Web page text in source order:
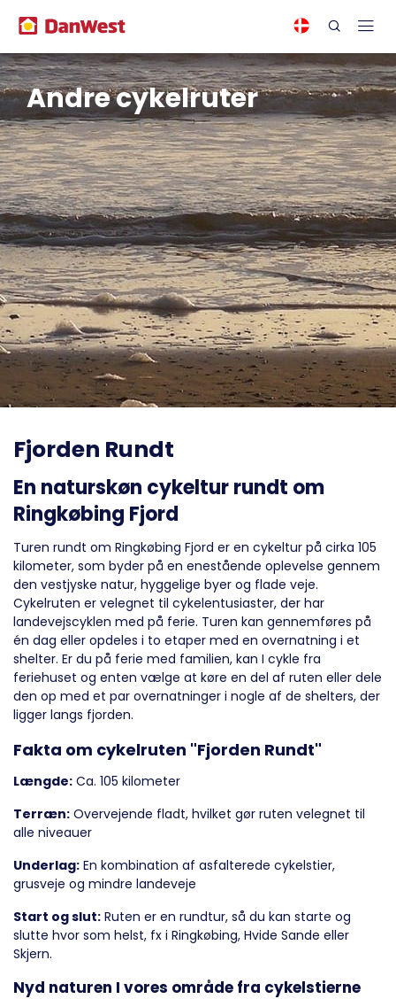
Andre cykelruter
Fjorden Rundt
En naturskøn cykeltur rundt om
Ringkøbing Fjord
Turen rundt om Ringkøbing Fjord er en cykeltur på cirka 105
kilometer, som byder på en enestående oplevelse gennem
den vestjyske natur, hyggelige byer og flade veje.
Cykelruten er velegnet til cykelentusiaster, der har
landevejscyklen med på ferie. Turen kan gennemføres på
én dag eller opdeles i to etaper med en overnatning i et
shelter. Er du på ferie med familien, kan I cykle fra
feriehuset og enten vælge at køre en del af ruten eller dele
den op med et par overnatninger i nogle af de shelters, der
ligger langs fjorden.
Fakta om cykelruten "Fjorden Rundt"
Længde: Ca. 105 kilometer
Terræn: Overvejende fladt, hvilket gør ruten velegnet til
alle niveauer
Underlag: En kombination af asfalterede cykelstier,
grusveje og mindre landeveje
Start og slut: Ruten er en rundtur, så du kan starte og
slutte hvor som helst, fx i Ringkøbing, Hvide Sande eller
Skjern.
Nyd naturen I vores område fra cykelstierne